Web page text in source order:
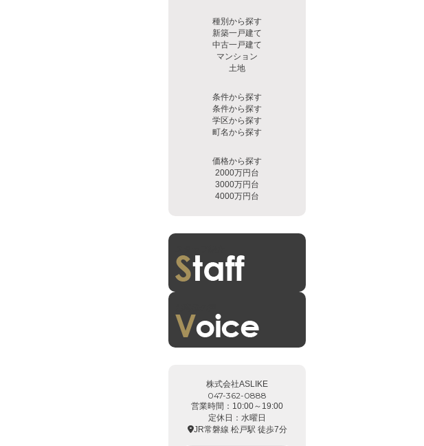
種別から探す
新築一戸建て
中古一戸建て
マンション
土地
条件から探す
条件から探す
学区から探す
町名から探す
価格から探す
2000万円台
3000万円台
4000万円台
株式会社ASLIKE
047-362-0888
営業時間：10:00～19:00
定休日：水曜日
JR常磐線 松戸駅 徒歩7分